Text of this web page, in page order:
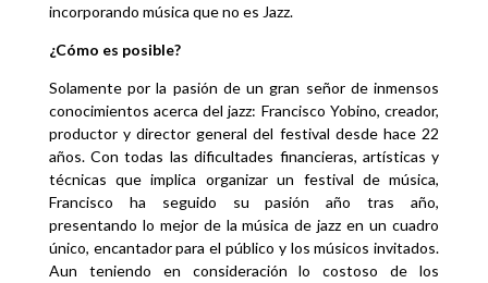
incorporando música que no es Jazz.
¿Cómo es posible?
Solamente por la pasión de un gran señor de inmensos
conocimientos acerca del jazz: Francisco Yobino, creador,
productor y director general del festival desde hace 22
años. Con todas las dificultades financieras, artísticas y
técnicas que implica organizar un festival de música,
Francisco ha seguido su pasión año tras año,
presentando lo mejor de la música de jazz en un cuadro
único, encantador para el público y los músicos invitados.
Aun teniendo en consideración lo costoso de los